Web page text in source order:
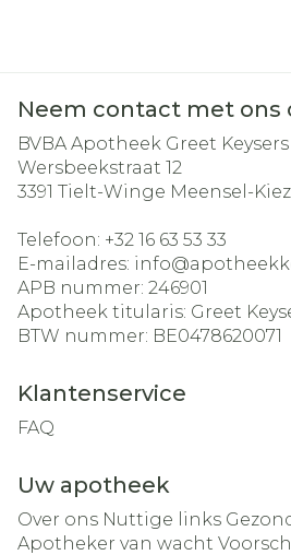
Neem contact met ons
BVBA Apotheek Greet Keysers
Wersbeekstraat 12
3391 Tielt-Winge Meensel-
Telefoon: +32 16 63 53 33
E-mailadres: info@
APB nummer: 246901
Apotheek titularis: Greet
BTW nummer: BE0478620071
Klantenservice
FAQ
Uw apotheek
Over ons Nuttige links
Apotheker van wacht